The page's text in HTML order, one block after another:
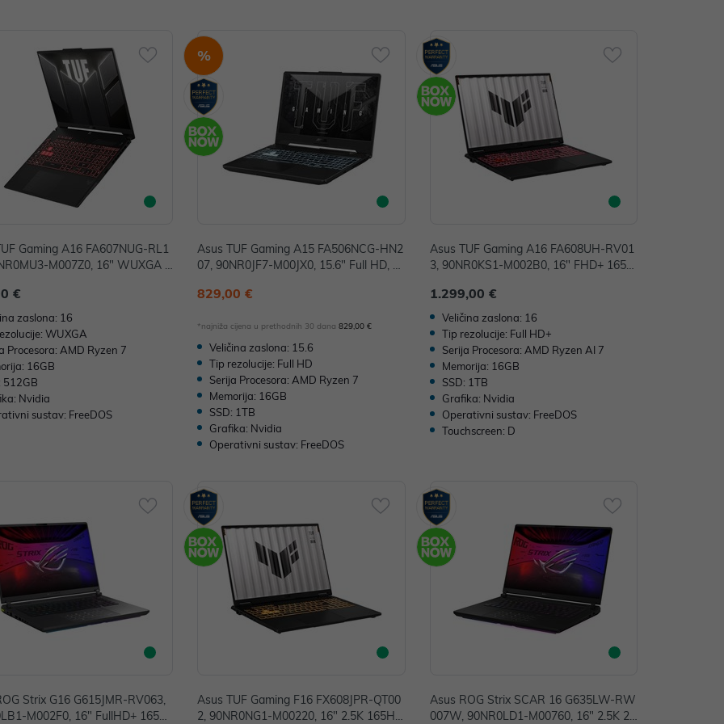
Gaming A16 FA607NUG-RL1
M007Z0, 16" WUXGA 1
SSD, NVIDIA GeForce RTX 40
GDDR6, FreeDOS
€
zaslona: 16
WUXGA
Procesora: AMD Ryzen 7
16GB
512GB
Nvidia
sustav: FreeDOS
%
Asus TUF Gaming A15 FA506NCG-HN2
07, 90NR0JF7-M00JX0, 15.6" Full HD, A
SD, NVIDIA GeForce RTX 3050 4GB, Fr
829,00 €
*najniža cijena u prethodnih 30 dana829,00 €
Veličina zaslona: 15.6
Tip rezolucije: Full HD
Serija Procesora: AMD Ryzen 7
Memorija: 16GB
SSD: 1TB
Grafika: Nvidia
Operativni sustav: FreeDOS
Asus TUF Gaming A16 FA608UH-RV01
3, 90NR0KS1-M002B0, 16" FHD+ 165H
reeDOS, NVIDIA GeForce RTX 5050 8G
B GDDR7
1.299,00 €
Veličina zaslona: 16
Tip rezolucije: Full HD+
Serija Procesora: AMD Ryzen AI 7
Memorija: 16GB
SSD: 1TB
Grafika: Nvidia
Operativni sustav: FreeDOS
Touchscreen: D
Strix G16 G615JMR-RV063,
M002F0, 16" FullHD+ 165H
Asus TUF Gaming F16 FX608JPR-QT00
2, 90NR0NG1-M00220, 16" 2.5K 165Hz,
Asus ROG Strix SCAR 16 G635LW-RW
007W, 90NR0LD1-M00760, 16" 2.5K 24